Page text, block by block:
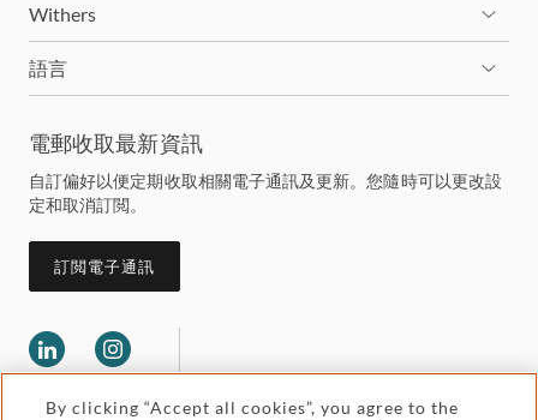
Withers
語言
電郵收取最新資訊
自訂偏好以便定期收取相關電子通訊及更新。您隨時可以更改設
定和取消訂閲。
訂閲電子通訊
By clicking “Accept all cookies”, you agree to the